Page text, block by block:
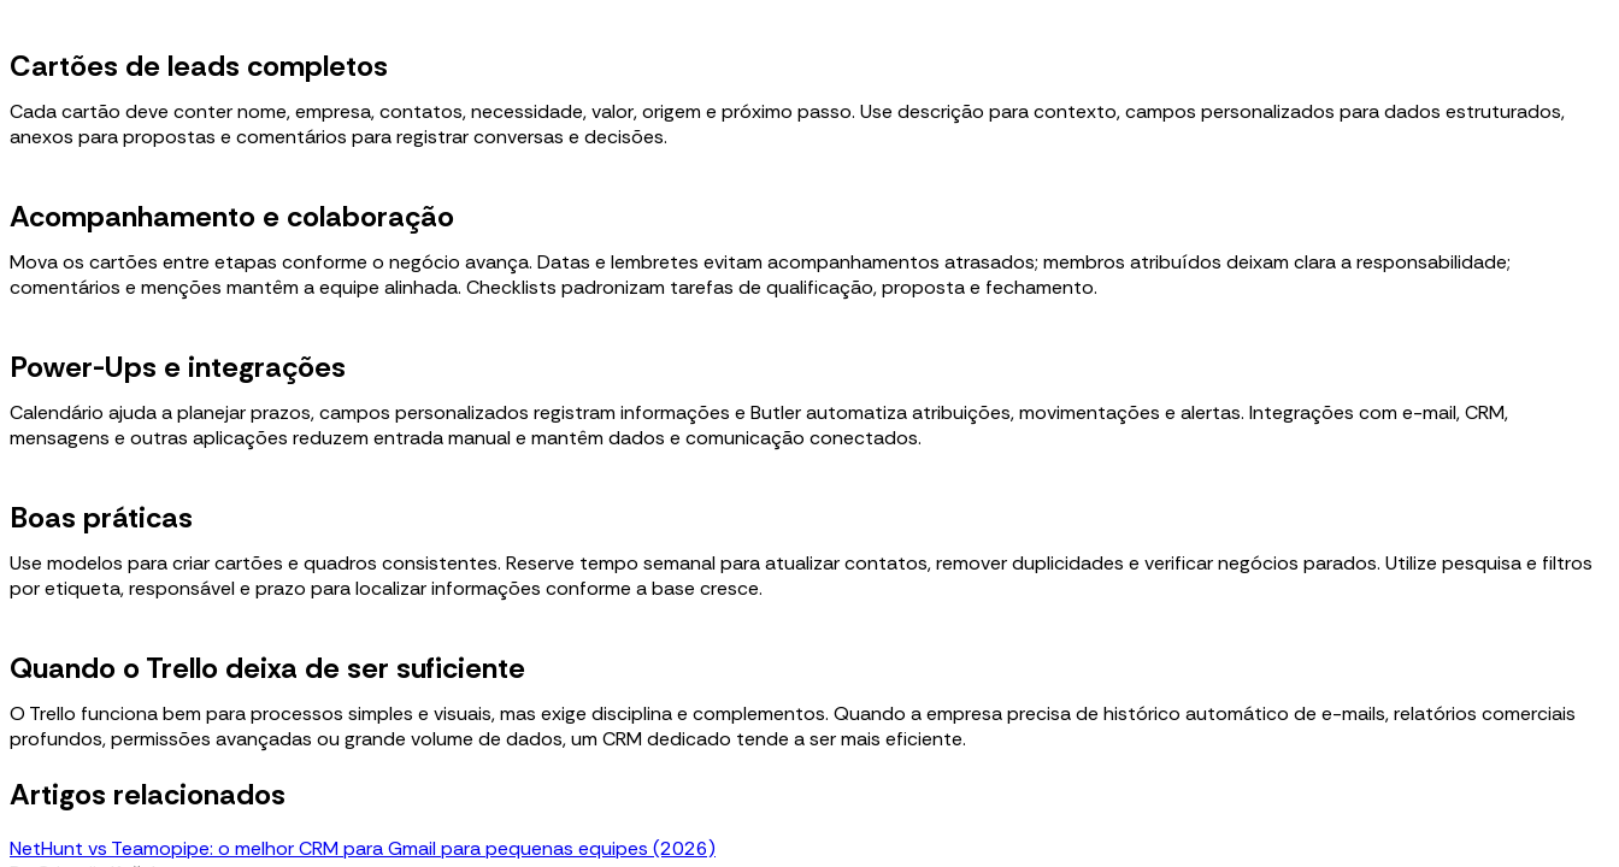
Cartões de leads completos
Cada cartão deve conter nome, empresa, contatos, necessidade, valor, origem e próximo passo. Use descrição para contexto, campos personalizados para dados estruturados,
anexos para propostas e comentários para registrar conversas e decisões.
Acompanhamento e colaboração
Mova os cartões entre etapas conforme o negócio avança. Datas e lembretes evitam acompanhamentos atrasados; membros atribuídos deixam clara a responsabilidade;
comentários e menções mantêm a equipe alinhada. Checklists padronizam tarefas de qualificação, proposta e fechamento.
Power-Ups e integrações
Calendário ajuda a planejar prazos, campos personalizados registram informações e Butler automatiza atribuições, movimentações e alertas. Integrações com e-mail, CRM,
mensagens e outras aplicações reduzem entrada manual e mantêm dados e comunicação conectados.
Boas práticas
Use modelos para criar cartões e quadros consistentes. Reserve tempo semanal para atualizar contatos, remover duplicidades e verificar negócios parados. Utilize pesquisa e filtros
por etiqueta, responsável e prazo para localizar informações conforme a base cresce.
Quando o Trello deixa de ser suficiente
O Trello funciona bem para processos simples e visuais, mas exige disciplina e complementos. Quando a empresa precisa de histórico automático de e-mails, relatórios comerciais
profundos, permissões avançadas ou grande volume de dados, um CRM dedicado tende a ser mais eficiente.
Artigos relacionados
NetHunt vs Teamopipe: o melhor CRM para Gmail para pequenas equipes (2026)